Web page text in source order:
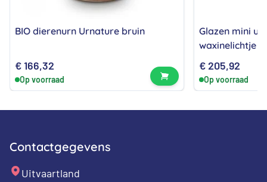
BIO dierenurn Urnature bruin
€166,32
Op voorraad Bekijk product
Glazen mini
waxinelichtje
€205,92
Op voorraad
Contactgegevens
Uitvaartland